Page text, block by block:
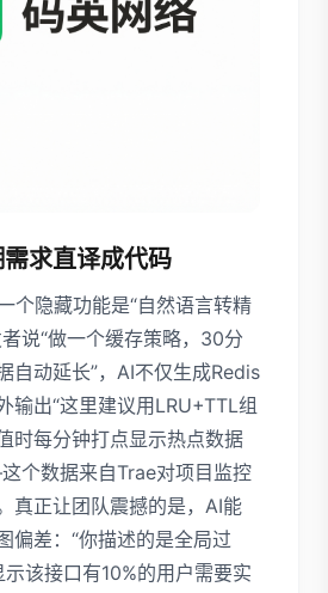
求直译成代码
个隐藏功能是“自然语言转精
说“做一个缓存策略，30分
自动延长”，AI不仅生成Redis
输出“这里建议用LRU+TTL组
时每分钟打点显示热点数据
个数据来自Trae对项目监控
真正让团队震撼的是，AI能
偏差：“你描述的是全局过
该接口有10%的用户需要实